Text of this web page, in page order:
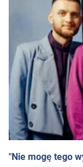
"Nie mogę tego